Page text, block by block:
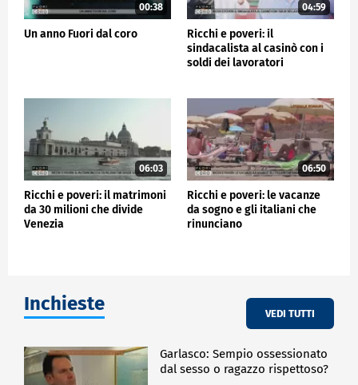
00:38
Un anno Fuori dal coro
04:59
Ricchi e poveri: il
sindacalista al casinò con i
soldi dei lavoratori
06:03
Ricchi e poveri: il matrimoni
da 30 milioni che divide
Venezia
06:50
Ricchi e poveri: le vacanze
da sogno e gli italiani che
rinunciano
Inchieste VEDI TUTTI
Garlasco: Sempio ossessionato
dal sesso o ragazzo rispettoso?